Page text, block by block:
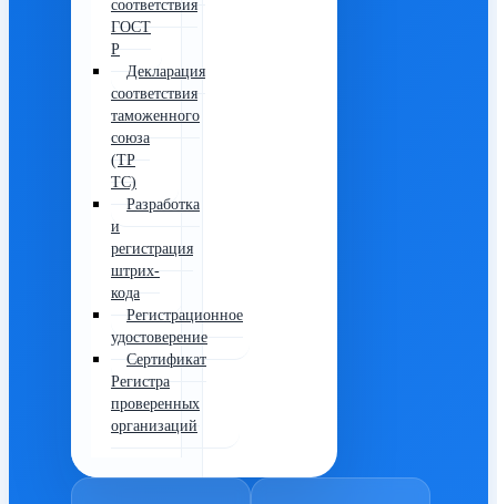
соответствия
ГОСТ
Р
Декларация
соответствия
таможенного
союза
(ТР
ТС)
Разработка
и
регистрация
штрих-
кода
Регистрационное
удостоверение
Сертификат
Регистра
проверенных
организаций